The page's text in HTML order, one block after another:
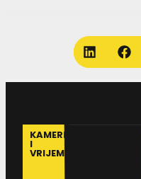
KAMERE
I
VRIJEME